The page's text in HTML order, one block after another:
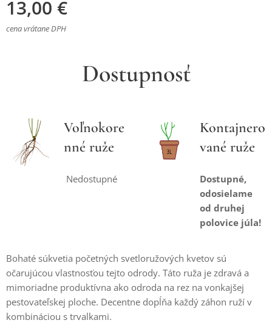
13,00 €
cena vrátane DPH
Dostupnosť
Voľnokore
nné ruže
Nedostupné
Kontajnero
vané ruže
Dostupné,
odosielame
od druhej
polovice júla!
Bohaté súkvetia početných svetloružových kvetov sú
očarujúcou vlastnosťou tejto odrody. Táto ruža je zdravá a
mimoriadne produktívna ako odroda na rez na vonkajšej
pestovateľskej ploche. Decentne dopĺňa každý záhon ruží v
kombináciou s trvalkami.